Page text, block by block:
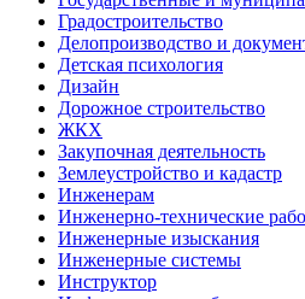
Градостроительство
Делопроизводство и
Детская психология
Дизайн
Дорожное строительство
ЖКХ
Закупочная деятельность
Землеустройство и кадастр
Инженерам
Инженерно-технические
Инженерные изыскания
Инженерные системы
Инструктор